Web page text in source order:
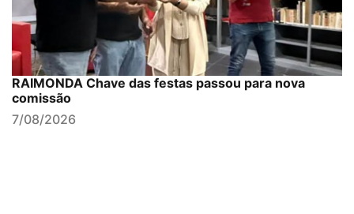
RAIMONDA Chave das festas passou para nova
comissão
7/08/2026